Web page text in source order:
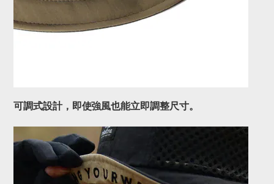
可調式設計，即使強風也能立即調整尺寸。